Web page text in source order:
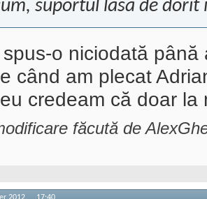
suportul lasa de dorit
o niciodată
când am plecat
credeam că doar
făcută de